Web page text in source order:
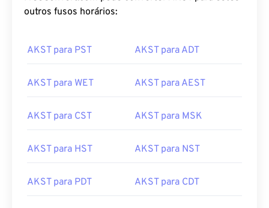
outros fusos horários:
AKST para PST AKST para ADT
AKST para WET AKST para AEST
AKST para CST AKST para MSK
AKST para HST AKST para NST
AKST para PDT AKST para CDT